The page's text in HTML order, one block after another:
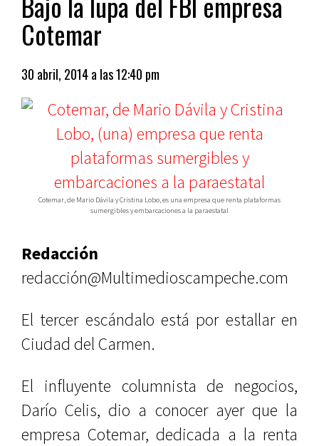
Cotemar
30 abril, 2014 a las 12:40 pm
Cotemar, de Mario Dávila y Cristina Lobo, es una empresa que renta plataformas
sumergibles y embarcaciones a la paraestatal
Redacción
redacción@Multimedioscampeche.com
El tercer escándalo está por estallar en
Ciudad del Carmen.
El influyente columnista de negocios,
Darío Celis, dio a conocer ayer que la
empresa Cotemar, dedicada a la renta